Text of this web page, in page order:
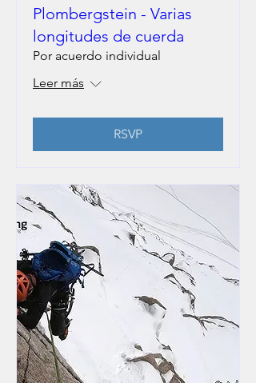
Plombergstein - Varias
longitudes de cuerda
Por acuerdo individual
Leer más
RSVP